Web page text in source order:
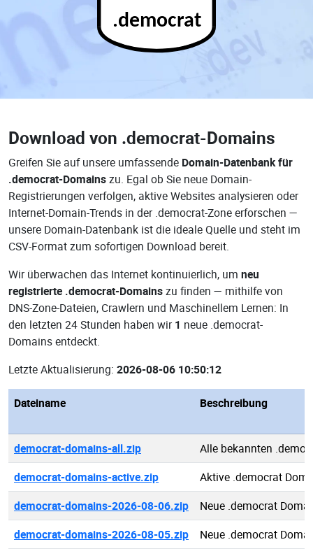
.democrat
Download von .democrat-Domains
Greifen Sie auf unsere umfassende Domain-Datenbank für
.democrat-Domainszu. Egal ob Sie neue Domain-
Registrierungen verfolgen, aktive Websites analysieren oder
Internet-Domain-Trends in der .democrat-Zone erforschen —
unsere Domain-Datenbank ist die ideale Quelle und steht im
CSV-Format zum sofortigen Download bereit.
Wir überwachen das Internet kontinuierlich, um neu
registrierte .democrat-Domainszu finden — mithilfe von
DNS-Zone-Dateien, Crawlern und Maschinellem Lernen: In
den letzten 24 Stunden haben wir 1 neue .democrat-
Domains entdeckt.
Letzte Aktualisierung: 2026-08-06 10:50:12
Dateiname Beschreibung
democrat-domains-all.zip
Alle bekannten
democrat-domains-active.zip
Aktive .democrat
democrat-domains-2026-08-06.zip
Neue .democrat
democrat-domains-2026-08-05.zip
Neue .democrat